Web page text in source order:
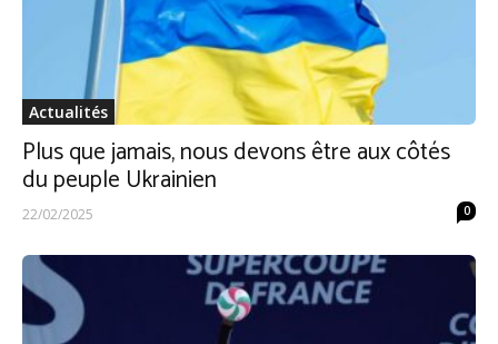
Actualités
Plus que jamais, nous devons être aux côtés
du peuple Ukrainien
22/02/2025 0